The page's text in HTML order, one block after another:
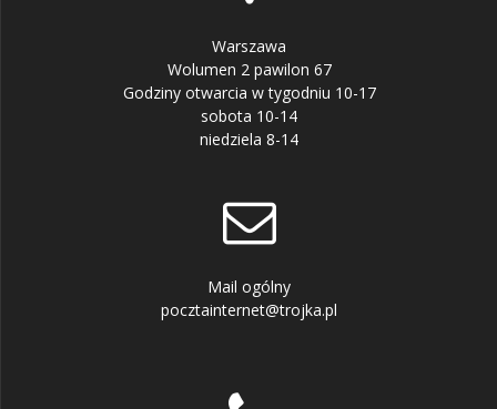
Warszawa
Wolumen 2 pawilon 67
Godziny otwarcia w tygodniu 10-17
sobota 10-14
niedziela 8-14
Mail ogólny
pocztainternet@trojka.pl